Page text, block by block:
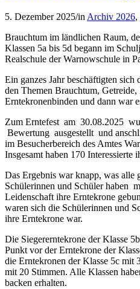
5. Dezember 2025/in Archiv 2026,
Brauchtum im ländlichen Raum,
Klassen 5a bis 5d begann im
Realschule der Warnowschule in
Ein ganzes Jahr beschäftigten
den Themen Brauchtum, Getreide,
Erntekronenbinden und dann war
Zum Erntefest am 30.08.2025
Bewertung ausgestellt und
im Besucherbereich des Amtes
Insgesamt haben 170 Interessierte
Das Ergebnis war knapp, was alle
Schülerinnen und Schüler haben
Leidenschaft ihre Erntekrone
waren sich die Schülerinnen und
ihre Erntekrone war.
Die Siegererntekrone der Klasse
Punkt vor der Erntekrone der
die Erntekronen der Klasse 5c mit
mit 20 Stimmen. Alle Klassen
backen erhalten.